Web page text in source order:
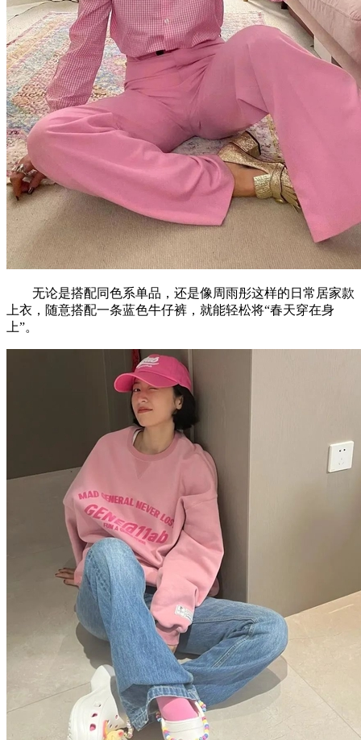
无论是搭配同色系单品，还是像周雨彤这样的日常居家款
上衣，随意搭配一条蓝色牛仔裤，就能轻松将“春天穿在身
上”。